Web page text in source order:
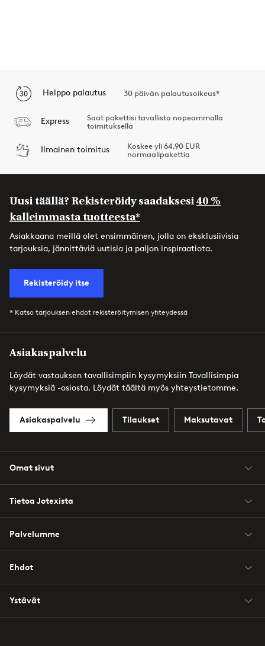
Helppo palautus 30 päivän palautusoikeus*
Express
Saat pakettisi tavallista nopeammalla
toimituksella
Ilmainen toimitus
Koskee yli 64,90 EUR
normaalipakettia
Uusi täällä? Rekisteröidy saadaksesi40 %
kalleimmasta tuotteesta*
Asiakkaana meillä olet ensimmäinen, jolla on eksklusiivisia
tarjouksia, jännittäviä uutisia ja paljon inspiraatiota.
Rekisteröidy itse
* Katso tarjouksen ehdot rekisteröitymisen yhteydessä
Asiakaspalvelu
Löydät vastauksen tavallisimpiin kysymyksiin Tavallisimpia
kysymyksiä -osiosta. Löydät täältä myös yhteystietomme.
Asiakaspalvelu Tilaukset Maksutavat
Omat sivut
Tietoa Jotexista
Palvelumme
Ehdot
Ystävät